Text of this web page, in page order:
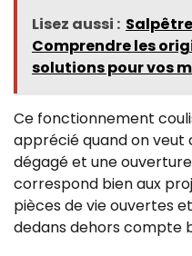
Lisez aussi :
Comprendre les
solutions pour vos
Ce fonctionnement
apprécié quand on veut
dégagé et une
correspond bien aux
pièces de vie ouvertes
dedans dehors compte